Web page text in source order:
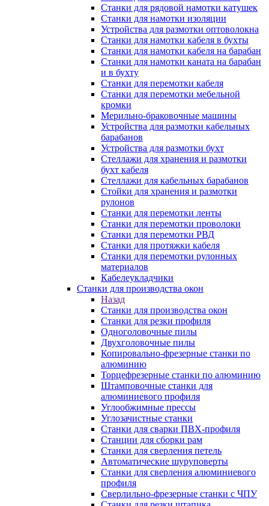
Станки для рядовой намотки катушек
Станки для намотки изоляции
Устройства для размотки оптоволокна
Станки для намотки кабеля в бухты
Станки для намотки кабеля на барабан
Станки для намотки каната на барабан
и в бухту
Станки для перемотки кабеля
Станки для перемотки мебельной
кромки
Мерильно-браковочные машины
Устройства для размотки кабельных
барабанов
Устройства для размотки бухт
Стеллажи для хранения и размотки
бухт кабеля
Стеллажи для кабельных барабанов
Стойки для хранения и размотки
рулонов
Станки для перемотки ленты
Станки для перемотки проволоки
Станки для перемотки РВД
Станки для протяжки кабеля
Станки для перемотки рулонных
материалов
Кабелеукладчики
Станки для производства окон
Назад
Станки для производства окон
Станки для резки профиля
Одноголовочные пилы
Двухголовочные пилы
Копировально-фрезерные станки по
алюминию
Торцефрезерные станки по алюминию
Штамповочные станки для
алюминиевого профиля
Углообжимные прессы
Углозачистные станки
Станки для сварки ПВХ-профиля
Станции для сборки рам
Станки для сверления петель
Автоматические шуруповерты
Станки для сверления алюминиевого
профиля
Сверлильно-фрезерные станки с ЧПУ